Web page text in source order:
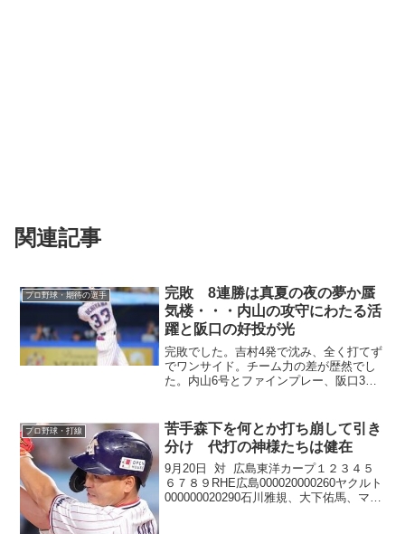
関連記事
プロ野球・期待の選手
完敗 8連勝は真夏の夜の夢か蜃
気楼・・・内山の攻守にわたる活
躍と阪口の好投が光
完敗でした。吉村4発で沈み、全く打てず
でワンサイド。チーム力の差が歴然でし
た。内山6号とファインプレー、阪口3イ
プロ野球・打線
苦手森下を何とか打ち崩して引き
分け 代打の神様たちは健在
9月20日 対 広島東洋カープ１２３４５
６７８９RHE広島000020000260ヤクルト
000000020290石川雅規、大下佑馬、マク